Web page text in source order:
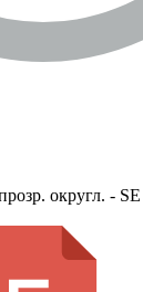
округл. - SE